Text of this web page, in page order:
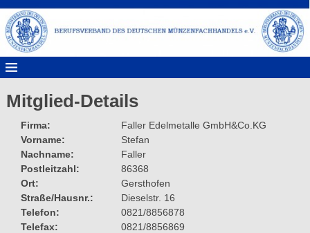
Mitglied-Details
Firma
Faller Edelmetalle GmbH&Co.KG
Vorname
Stefan
Nachname
Faller
Postleitzahl
86368
Ort
Gersthofen
Straße/Hausnr.
Dieselstr. 16
Telefon
0821/8856878
Telefax
0821/8856869